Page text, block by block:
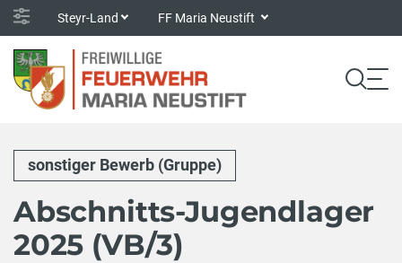
Steyr-Land FF Maria Neustift
sonstiger Bewerb (Gruppe)
Abschnitts-Jugendlager
2025 (VB/3)